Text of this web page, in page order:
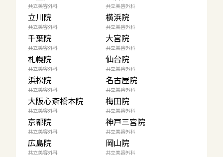
共立美容外科
立川院
共立美容外科
横浜院
共立美容外科
千葉院
共立美容外科
大宮院
共立美容外科
札幌院
共立美容外科
仙台院
共立美容外科
浜松院
共立美容外科
名古屋院
共立美容外科
大阪心斎橋本院
共立美容外科
梅田院
共立美容外科
京都院
共立美容外科
神戸三宮院
共立美容外科
広島院
共立美容外科
岡山院
共立美容外科 共立美容外科